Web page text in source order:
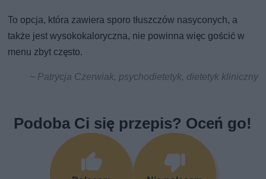
To opcja, która zawiera sporo tłuszczów nasyconych, a
także jest wysokokaloryczna, nie powinna więc gościć w
menu zbyt często.
~ Patrycja Czerwiak, psychodietetyk, dietetyk kliniczny
Podoba Ci się przepis? Oceń go!